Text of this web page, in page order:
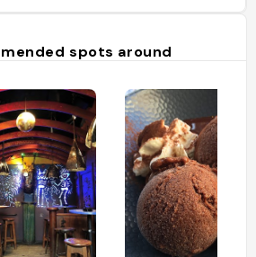
spots around